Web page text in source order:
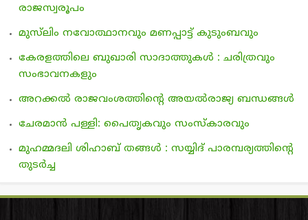
രാജസ്വരൂപം
മുസ്‌ലിം നവോത്ഥാനവും മണപ്പാട്ട് കുടുംബവും
കേരളത്തിലെ ബുഖാരി സാദാത്തുകള്‍ : ചരിത്രവും
സംഭാവനകളും
അറക്കല്‍ രാജവംശത്തിന്റെ അയല്‍രാജ്യ ബന്ധങ്ങള്‍
ചേരമാന്‍ പള്ളി: പൈതൃകവും സംസ്‌കാരവും
മുഹമ്മദലി ശിഹാബ് തങ്ങള്‍ : സയ്യിദ് പാരമ്പര്യത്തിന്റെ
തുടര്‍ച്ച